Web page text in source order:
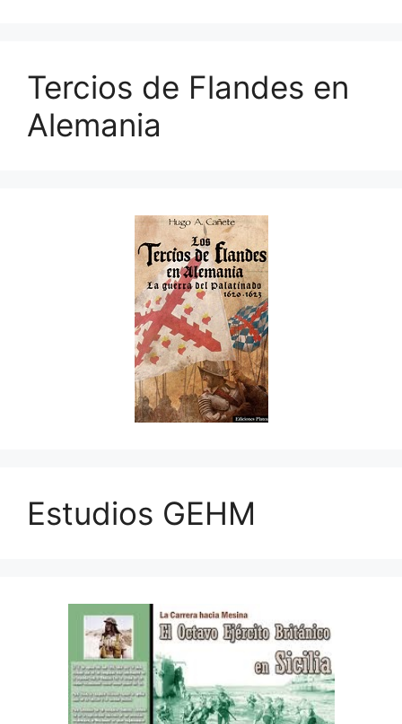
Tercios de Flandes en
Alemania
Estudios GEHM